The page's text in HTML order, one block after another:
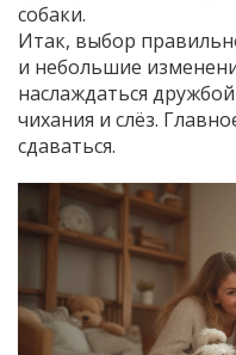
собаки.
Итак, выбор
и небольшие
наслаждаться
чихания и слёз.
сдаваться.